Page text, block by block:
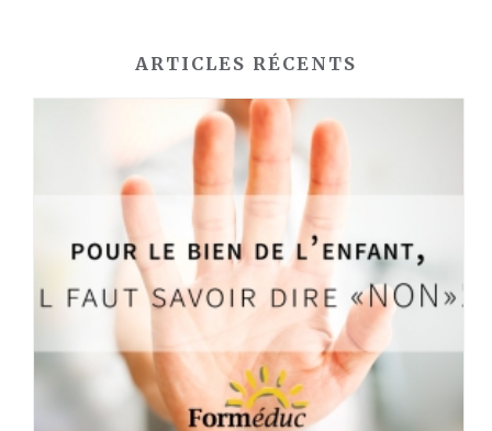
ARTICLES RÉCENTS